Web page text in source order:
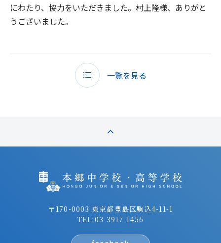
にわたり、協力をいただきました。村上隆様、ありがと
うございました。
一覧を見る
〒170-0003 東京都豊島区駒込4-11-1
TEL:03-3917-1456